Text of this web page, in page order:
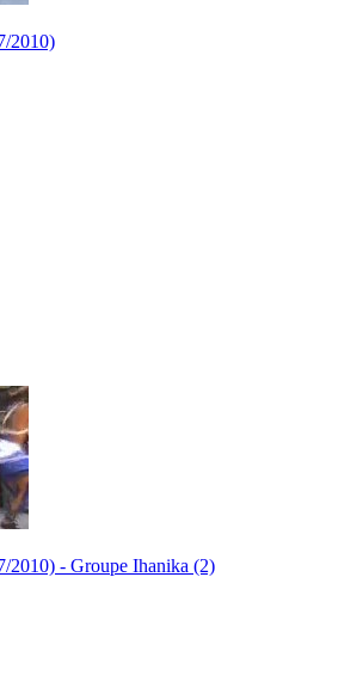
2010)
2010) - Groupe Ihanika (2)